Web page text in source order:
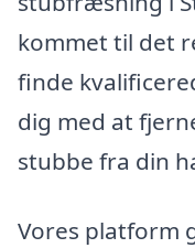
kommet til det
finde
dig med at
stubbe fra din
Vores platform